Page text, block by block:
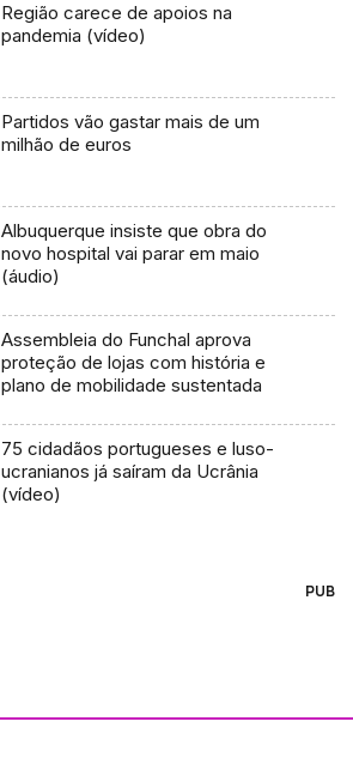
Região carece de apoios na
pandemia (vídeo)
Partidos vão gastar mais de um
milhão de euros
Albuquerque insiste que obra do
novo hospital vai parar em maio
(áudio)
Assembleia do Funchal aprova
proteção de lojas com história e
plano de mobilidade sustentada
75 cidadãos portugueses e luso-
ucranianos já saíram da Ucrânia
(vídeo)
PUB